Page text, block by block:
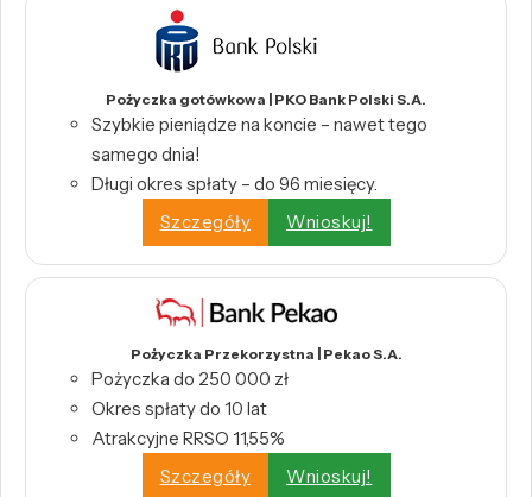
Pożyczka gotówkowa | PKO Bank Polski S.A.
Szybkie pieniądze na koncie – nawet tego
samego dnia!
Długi okres spłaty – do 96 miesięcy.
Szczegóły
Wnioskuj!
Pożyczka Przekorzystna | Pekao S.A.
Pożyczka do 250 000 zł
Okres spłaty do 10 lat
Atrakcyjne RRSO 11,55%
Szczegóły
Wnioskuj!